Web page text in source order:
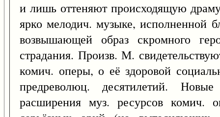
и лишь оттеняют происходящую
ярко мелодич. музыке, исполненной
возвышающей образ скромного
страдания. Произв. М.
комич. оперы, о её здоровой
предреволюц. десятилетий.
расширения муз. ресурсов комич.